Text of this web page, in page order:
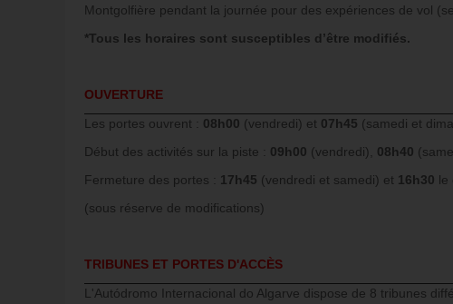
Montgolfière pendant la journée pour des expériences de vol
*Tous les horaires sont susceptibles d’être modifiés.
OUVERTURE
Les portes ouvrent : 08h00 (vendredi) et 07h45 (samedi et
Début des activités sur la piste : 09h00 (vendredi), 08h40
Fermeture des portes : 17h45 (vendredi et samedi) et 16h30 le
(sous réserve de modifications)
TRIBUNES ET PORTES D'ACCÈS
L'Autódromo Internacional do Algarve dispose de 8 tribunes